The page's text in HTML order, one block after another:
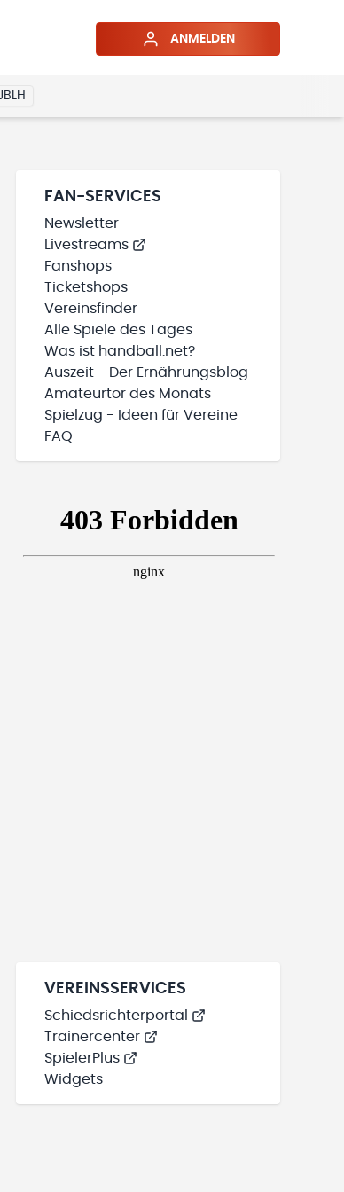
ANMELDEN
WIRD GELADEN
HINZUFÜGEN
FAN-SERVICES
Newsletter
Livestreams
Fanshops
Ticketshops
Vereinsfinder
Alle Spiele des Tages
Was ist handball.net?
Auszeit - Der Ernährungsblog
Amateurtor des Monats
Spielzug - Ideen für Vereine
FAQ
VEREINSSERVICES
Schiedsrichterportal
Trainercenter
SpielerPlus
Widgets